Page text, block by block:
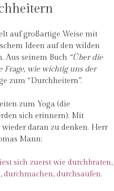
auf großartige Weise mit
Ideen auf den wilden
Aus seinem Buch “Über die
wie wichtig uns der
zum “Durchheitern”.
zum Yoga (die
sich erinnern). Mit
daran zu denken. Herr
Mann:
sich zuerst wie durchbraten,
durchsaufen.